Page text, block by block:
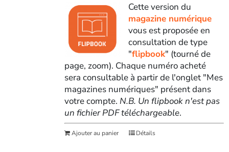
Cette version du
magazine numérique
vous est proposée en
consultation de type
"flipbook" (tourné de
page, zoom). Chaque numéro acheté
sera consultable à partir de l'onglet "Mes
magazines numériques" présent dans
votre compte. N.B. Un flipbook n'est pas
un fichier PDF téléchargeable.
Ajouter au panier Détails